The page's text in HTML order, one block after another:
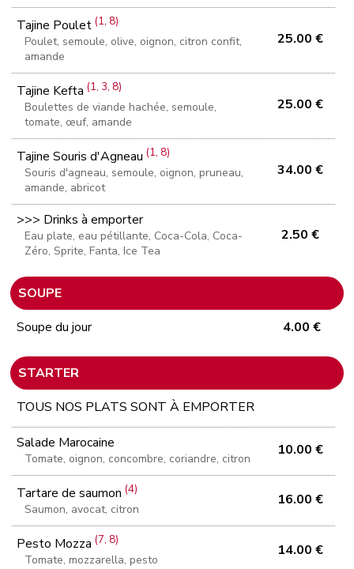
Tajine Poulet(1, 8)
Poulet, semoule, olive, oignon, citron confit,
amande
25.00 €
Tajine Kefta(1, 3, 8)
Boulettes de viande hachée, semoule,
tomate, œuf, amande
25.00 €
Tajine Souris d'Agneau(1, 8)
Souris d'agneau, semoule, oignon, pruneau,
amande, abricot
34.00 €
>>> Drinks à emporter
Eau plate, eau pétillante, Coca-Cola, Coca-
Zéro, Sprite, Fanta, Ice Tea
2.50 €
SOUPE
Soupe du jour
4.00 €
STARTER
TOUS NOS PLATS SONT À EMPORTER
Salade Marocaine
Tomate, oignon, concombre, coriandre, citron
10.00 €
Tartare de saumon(4)
Saumon, avocat, citron
16.00 €
Pesto Mozza(7, 8)
Tomate, mozzarella, pesto
14.00 €